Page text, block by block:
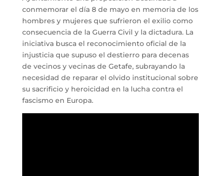
conmemorar el día 8 de mayo en memoria de los
hombres y mujeres que sufrieron el exilio como
consecuencia de la Guerra Civil y la dictadura. La
iniciativa busca el reconocimiento oficial de la
injusticia que supuso el destierro para decenas
de vecinos y vecinas de Getafe, subrayando la
necesidad de reparar el olvido institucional sobre
su sacrificio y heroicidad en la lucha contra el
fascismo en Europa.